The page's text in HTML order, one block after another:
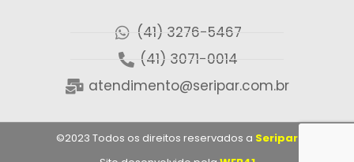
(41) 3276-5467
(41) 3071-0014
atendimento@seripar.com.br
©2023 Todos os direitos reservados a Seripar